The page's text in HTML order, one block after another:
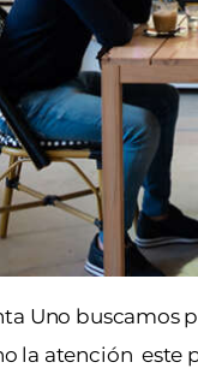
Uno
la atención